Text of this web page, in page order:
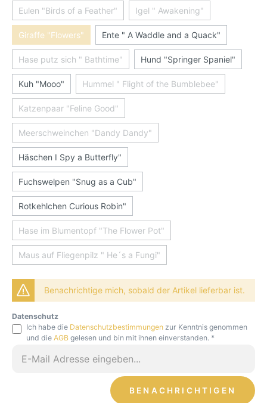
Eulen "Birds of a Feather" Igel " Awakening"
Giraffe "Flowers" Ente " A Waddle and a Quack"
Hase putz sich " Bathtime" Hund "Springer Spaniel"
Kuh "Mooo" Hummel " Flight of the Bumblebee"
Katzenpaar "Feline Good"
Meerschweinchen "Dandy Dandy"
Häschen I Spy a Butterfly"
Fuchswelpen "Snug as a Cub"
Rotkehlchen Curious Robin"
Hase im Blumentopf "The Flower Pot"
Maus auf Fliegenpilz " He´s a Fungi"
Benachrichtige mich, sobald der Artikel lieferbar ist.
Datenschutz
Ich habe die Datenschutzbestimmungen zur Kenntnis genommen
und die AGB gelesen und bin mit ihnen einverstanden. *
BENACHRICHTIGEN